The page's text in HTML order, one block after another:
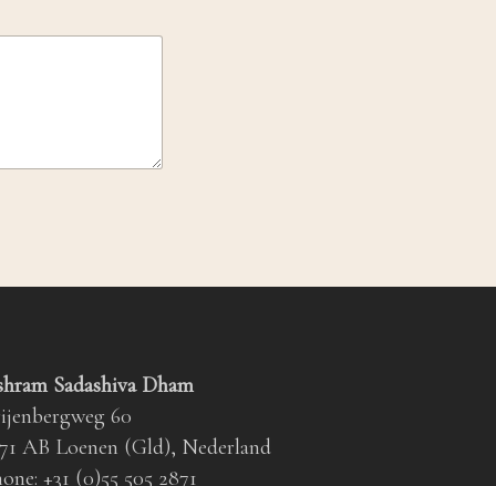
Sadashiva Dham
60
AB Loenen (Gld), Nederland
+31 (0)55 505 2871